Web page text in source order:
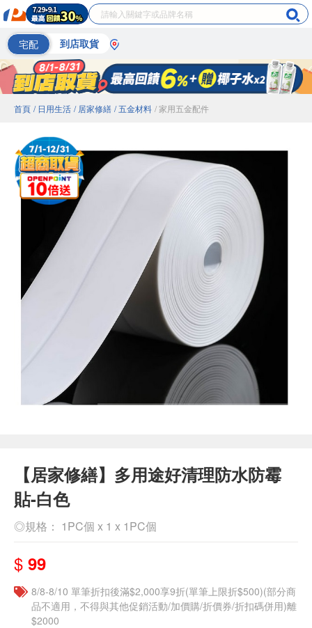
宅配 到店取貨
首頁 / 日用生活 / 居家修繕 / 五金材料 / 家用五金配件
【居家修繕】多用途好清理防水防霉
貼-白色
◎規格： 1PC個 x 1 x 1PC個
$ 99
8/8-8/10 單筆折扣後滿$2,000享9折(單筆上限折$500)(部分商
品不適用，不得與其他促銷活動/加價購/折價券/折扣碼併用)離
$2000